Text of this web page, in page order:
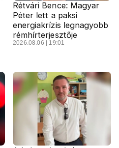
Rétvári Bence: Magyar
Péter lett a paksi
energiakrízis legnagyobb
rémhírterjesztője
2026.08.06 | 19:01